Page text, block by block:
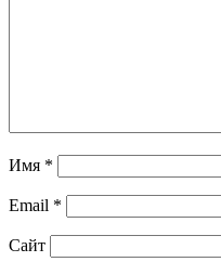
Имя *
Email *
Сайт